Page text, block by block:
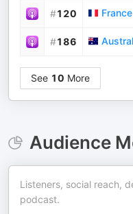
#120 France
#186
See 10 More
Audience
Listeners, social reach,
podcast.